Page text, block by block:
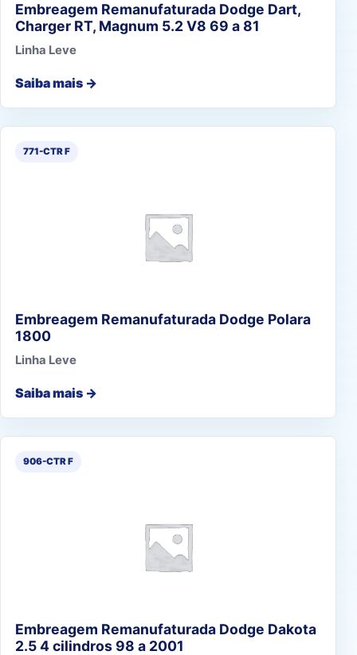
Embreagem Remanufaturada Dodge Dart,
Charger RT, Magnum 5.2 V8 69 a 81
Linha Leve
Saiba mais →
771-CTR F
Embreagem Remanufaturada Dodge Polara
1800
Linha Leve
Saiba mais →
906-CTR F
Embreagem Remanufaturada Dodge Dakota
2.5 4 cilindros 98 a 2001